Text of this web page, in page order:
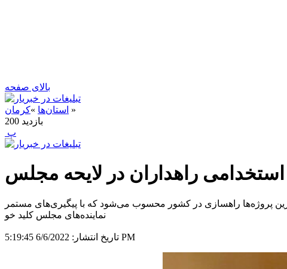
بالای صفحه
استان‌ها »کرمان
»
200 بازدید
‍ پ
راهداران در لایحه مجلس
پروژه‌ها راهسازی در کشور محسوب می‌شود که با پیگیری‌های مستمر
نماینده‌های مجلس کلید خو
تاریخ انتشار: 6/6/2022 5:19:45 PM